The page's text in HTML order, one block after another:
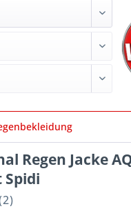
Regen Jacke
2)